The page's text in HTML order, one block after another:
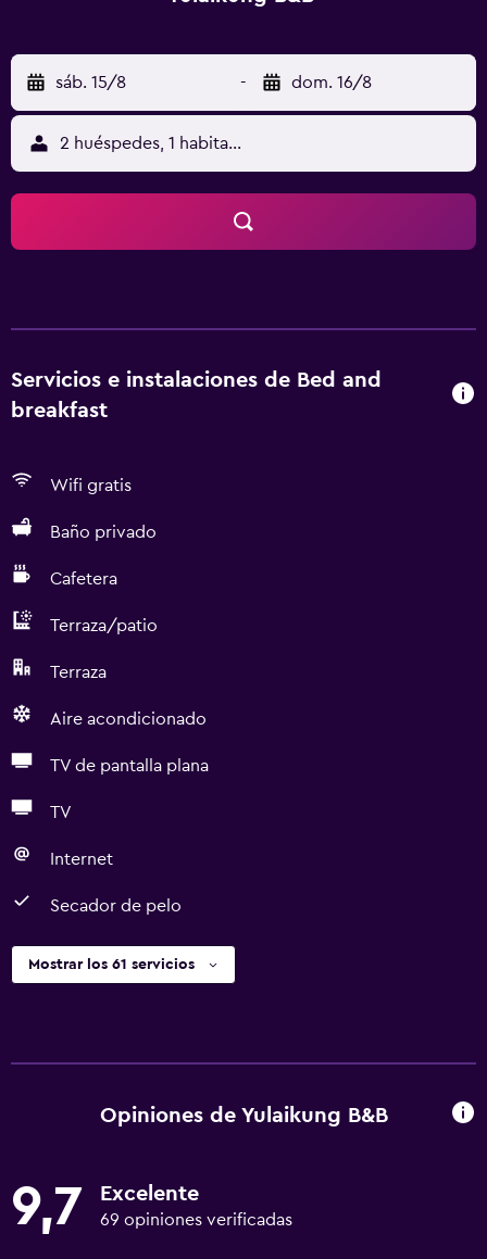
web gracias a nuestro acceso a Internet wifi gratis.
sáb. 15/8 - dom. 16/8
2 huéspedes, 1 habitación
Servicios e instalaciones de Bed and
breakfast
Wifi gratis
Baño privado
Cafetera
Terraza/patio
Terraza
Aire acondicionado
TV de pantalla plana
TV
Internet
Secador de pelo
Mostrar los 61 servicios
Opiniones de Yulaikung B&B
9,7 Excelente
69 opiniones verificadas